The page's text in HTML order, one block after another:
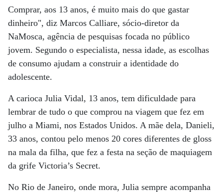
Comprar, aos 13 anos, é muito mais do que gastar
dinheiro", diz Marcos Calliare, sócio-diretor da
NaMosca, agência de pesquisas focada no público
jovem. Segundo o especialista, nessa idade, as escolhas
de consumo ajudam a construir a identidade do
adolescente.
A carioca Julia Vidal, 13 anos, tem dificuldade para
lembrar de tudo o que comprou na viagem que fez em
julho a Miami, nos Estados Unidos. A mãe dela, Danieli,
33 anos, contou pelo menos 20 cores diferentes de gloss
na mala da filha, que fez a festa na seção de maquiagem
da grife Victoria’s Secret.
No Rio de Janeiro, onde mora, Julia sempre acompanha